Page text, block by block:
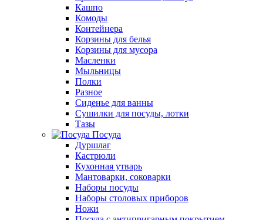
Кашпо
Комоды
Контейнера
Корзины для белья
Корзины для мусора
Масленки
Мыльницы
Полки
Разное
Сиденье для ванны
Сушилки для посуды, лотки
Тазы
Посуда
Дуршлаг
Кастрюли
Кухонная утварь
Мантоварки, соковарки
Наборы посуды
Наборы столовых приборов
Ножи